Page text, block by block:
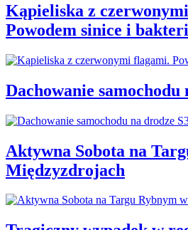
Kąpieliska z
Powodem sinice i
Dachowanie samochodu
Aktywna Sobota na
Międzyzdrojach